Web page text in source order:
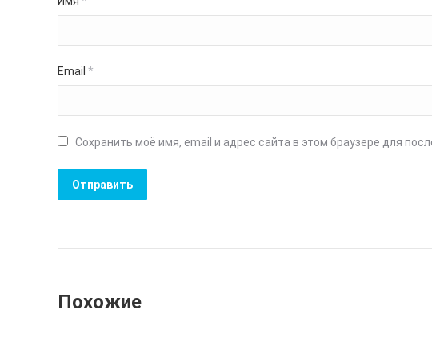
Email *
Сохранить моё имя, email и адрес сайта в этом браузере для
Похожие